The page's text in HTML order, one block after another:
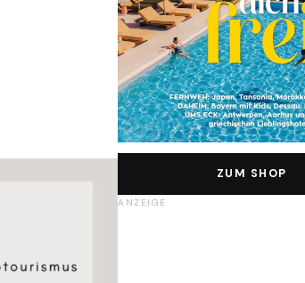
ZUM SHOP
ANZEIGE